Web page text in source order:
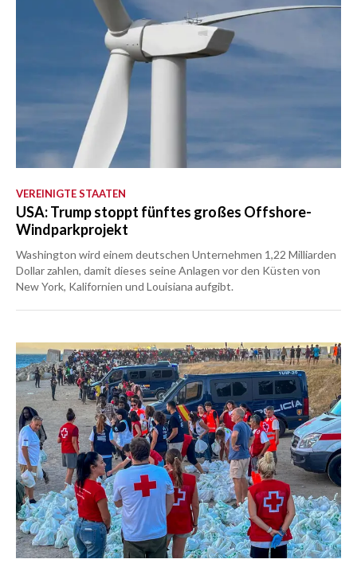
VEREINIGTE STAATEN
USA: Trump stoppt fünftes großes Offshore-
Windparkprojekt
Washington wird einem deutschen Unternehmen 1,22 Milliarden
Dollar zahlen, damit dieses seine Anlagen vor den Küsten von
New York, Kalifornien und Louisiana aufgibt.